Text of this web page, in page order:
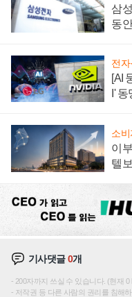
삼
동
전자
[AI
I'
소비
이
텔
기사댓글0개
200자까지 쓰실 수 있습니다. (현재 0
저작권 등 다른 사람의 권리를 침해